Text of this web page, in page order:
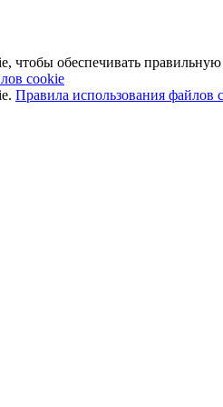
обеспечивать правильную
cookie
Правила использования файлов